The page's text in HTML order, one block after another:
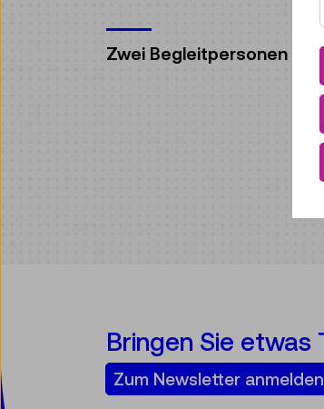
Zwei Begleitpersonen
Bringen Sie etwas
Zum Newsletter anmelden